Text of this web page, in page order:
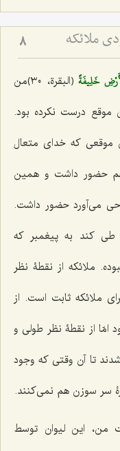
ملائکه 8
خَلِيفَةً
﴿البقرة، ٣٠﴾من
موقع درست نکرده بود.
موقعی که خدای متعال
حضور داشت و همین
می‌آورد حضور داشت.
طی کند به پیغمبر که
ملائکه از نقطۀ نظر
ملائکه ثابت است. از
امّا از نقطۀ نظر طولی و
تا آن وقتی که وجود
سر سوزن هم نمی‌کنند.
من، این لیوان توسط